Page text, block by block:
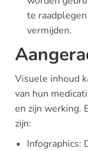
te
vermijden.
Visuele inhoud
van hun
en zijn werking.
zijn:
Infographics: